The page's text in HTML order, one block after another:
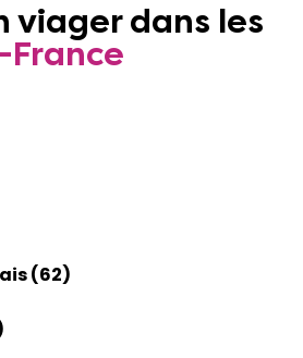
viagerdans les
(62)